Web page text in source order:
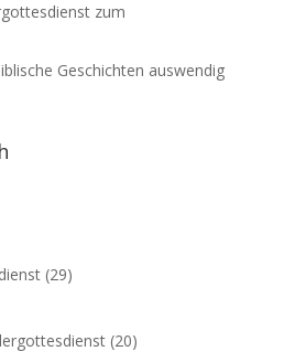
zum
Geschichten auswendig
(29)
(20)